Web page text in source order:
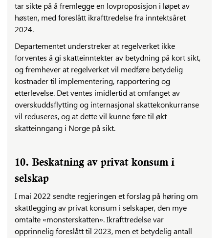
tar sikte på å fremlegge en lovproposisjon i løpet av
høsten, med foreslått ikrafttredelse fra inntektsåret
2024.
Departementet understreker at regelverket ikke
forventes å gi skatteinntekter av betydning på kort sikt,
og fremhever at regelverket vil medføre betydelig
kostnader til implementering, rapportering og
etterlevelse. Det ventes imidlertid at omfanget av
overskuddsflytting og internasjonal skattekonkurranse
vil reduseres, og at dette vil kunne føre til økt
skatteinngang i Norge på sikt.
10. Beskatning av privat konsum i
selskap
I mai 2022 sendte regjeringen et forslag på høring om
skattlegging av privat konsum i selskaper, den mye
omtalte «monsterskatten». Ikrafttredelse var
opprinnelig foreslått til 2023, men et betydelig antall